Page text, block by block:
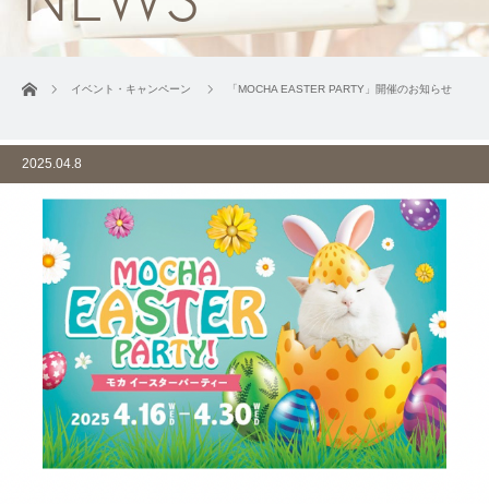
ホーム イベント・キャンペーン 「MOCHA EASTER PARTY」開催のお知らせ
2025.04.8